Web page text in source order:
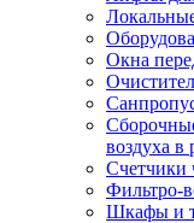
Окна
воздуха в
Счетчики
Фильтро-
Шкафы и